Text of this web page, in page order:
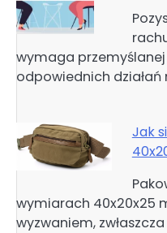
wymaga
odpowiednich
Jak
wymiarach 40x20x25
wyzwaniem,